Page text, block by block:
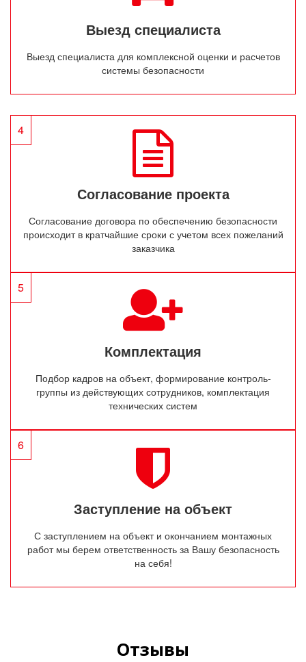
Выезд специалиста
Выезд специалиста для комплексной оценки и расчетов
системы безопасности
4
Согласование проекта
Согласование договора по обеспечению безопасности
происходит в кратчайшие сроки с учетом всех пожеланий
заказчика
5
Комплектация
Подбор кадров на объект, формирование контроль-
группы из действующих сотрудников, комплектация
технических систем
6
Заступление на объект
С заступлением на объект и окончанием монтажных
работ мы берем ответственность за Вашу безопасность
на себя!
Отзывы